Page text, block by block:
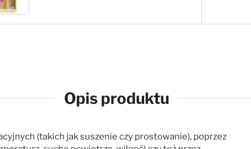
Opis produktu
(takich jak suszenie czy prostowanie), poprzez